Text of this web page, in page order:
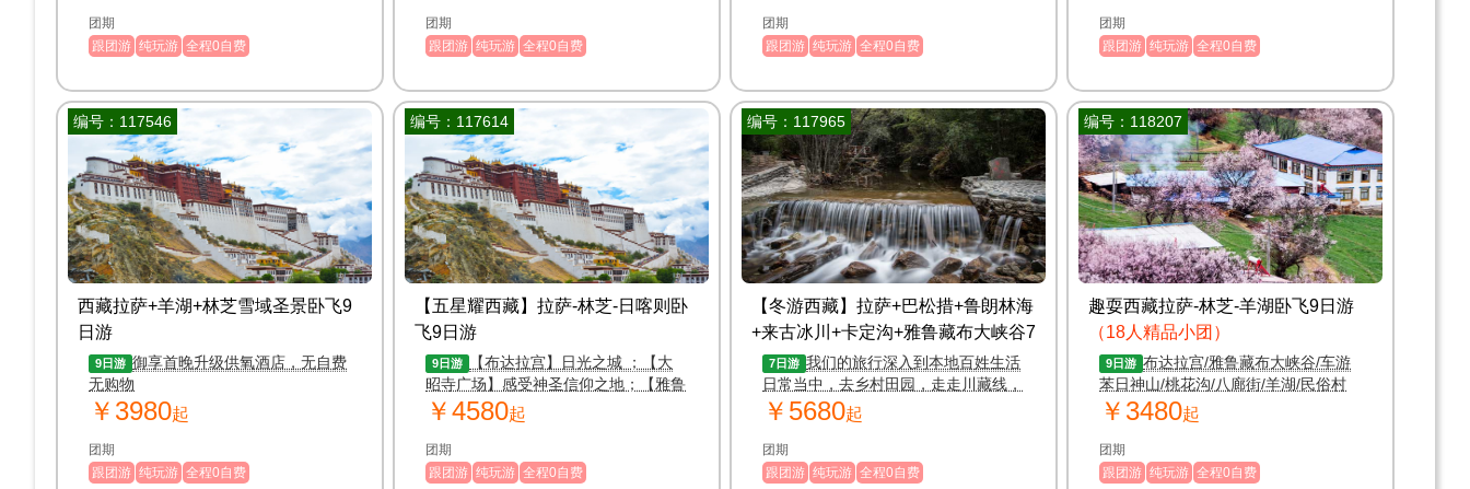
团期
跟团游 纯玩游 全程0自费
团期
跟团游 纯玩游 全程0自费
团期
跟团游 纯玩游 全程0自费
团期
跟团游 纯玩游 全程0自费
编号：117546
西藏拉萨+羊湖+林芝雪域圣景卧飞9
日游
9日游 御享首晚升级供氧酒店，无自费
无购物
￥3980起
团期
跟团游 纯玩游 全程0自费
编号：117614
【五星耀西藏】拉萨-林芝-日喀则卧
飞9日游
9日游
【布达拉宫】日光之城 ；【大
昭寺广场】感受神圣信仰之地；【雅鲁
藏布大峡谷】世界最大峡谷 【藏民俗
村】探访高原中的世外桃源；【羊卓雍
措】三大圣湖之— ；【日喀则】后藏
圣地，走进真正的西藏；【扎什伦布
￥4580起
团期
跟团游 纯玩游 全程0自费
编号：117965
【冬游西藏】拉萨+巴松措+鲁朗林海
+来古冰川+卡定沟+雅鲁藏布大峡谷7
日游（4-6人mini小团）
7日游 我们的旅行深入到本地百姓生活
日常当中，去乡村田园，走走川藏线，
峡谷、 雪山、冰川、圣湖、私岛、小
镇、乡村、森林，让我们轻松旅行！
￥5680起
团期
跟团游 纯玩游 全程0自费
编号：118207
趣耍西藏拉萨-林芝-羊湖卧飞9日游
（18人精品小团）
9日游 布达拉宫/雅鲁藏布大峡谷/车游
苯日神山/桃花沟/八廊街/羊湖/民俗村
￥3480起
团期
跟团游 纯玩游 全程0自费